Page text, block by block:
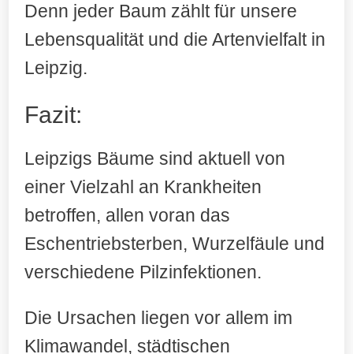
Denn jeder Baum zählt für unsere
Lebensqualität und die Artenvielfalt in
Leipzig.
Fazit:
Leipzigs Bäume sind aktuell von
einer Vielzahl an Krankheiten
betroffen, allen voran das
Eschentriebsterben, Wurzelfäule und
verschiedene Pilzinfektionen.
Die Ursachen liegen vor allem im
Klimawandel, städtischen